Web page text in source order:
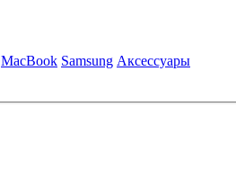
MacBook Samsung Аксессуары